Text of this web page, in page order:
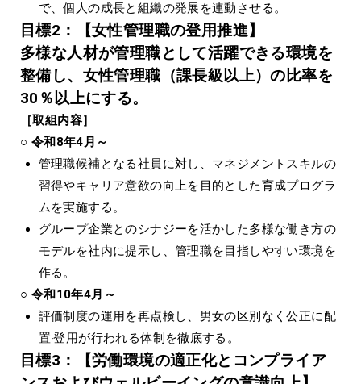
で、個⼈の成⻑と組織の発展を連動させる。
⽬標2：【⼥性管理職の登⽤推進】
多様な⼈材が管理職として活躍できる環境を
整備し、⼥性管理職（課⻑級以上）の⽐率を
30％以上にする。
［取組内容］
○ 令和8年4月～
管理職候補となる社員に対し、マネジメントスキルの
習得やキャリア意欲の向上を⽬的とした育成プログラ
ムを実施する。
グループ企業とのシナジーを活かした多様な働き⽅の
モデルを社内に提⽰し、管理職を⽬指しやすい環境を
作る。
○ 令和10年4月～
評価制度の運⽤を再点検し、男⼥の区別なく公正に配
置‧登⽤が⾏われる体制を徹底する。
⽬標3：【労働環境の適正化とコンプライア